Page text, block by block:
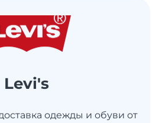
Levi's
одежды и обуви от